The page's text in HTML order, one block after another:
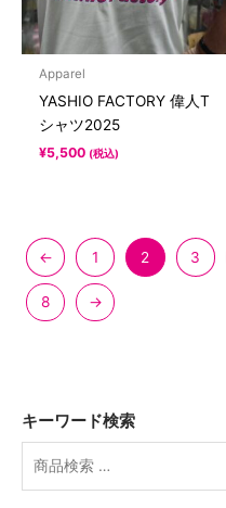
キーワード検索
Apparel
YASHIO FACTORY 偉人T
シャツ2025
¥5,500 (税込)
← 1 2 3
8 →